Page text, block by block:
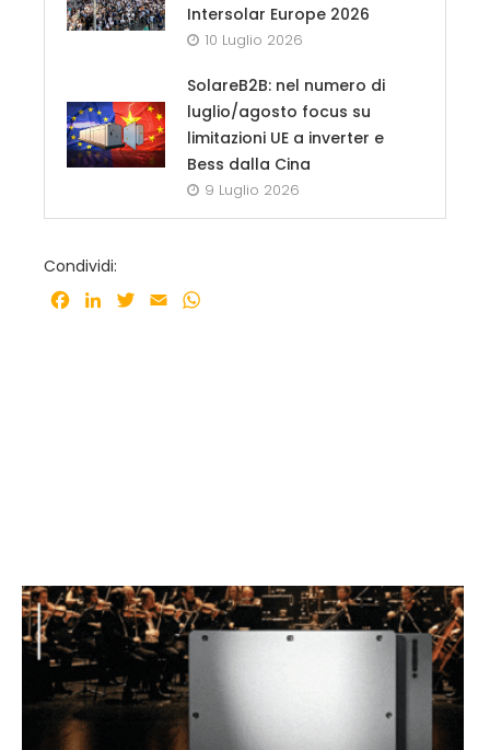
Intersolar Europe 2026
10 Luglio 2026
SolareB2B: nel numero di
luglio/agosto focus su
limitazioni UE a inverter e
Bess dalla Cina
9 Luglio 2026
Condividi:
Facebook
LinkedInTwitter
Email